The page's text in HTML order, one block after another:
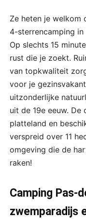
Ze heten je welkom
4-sterrencamping
Op slechts 15
rust die je zoekt.
van topkwaliteit
voor je
uitzonderlijke
uit de 19e eeuw.
platteland en
verspreid over 11
omgeving die de
raken!
Camping Pas-
zwemparadijs